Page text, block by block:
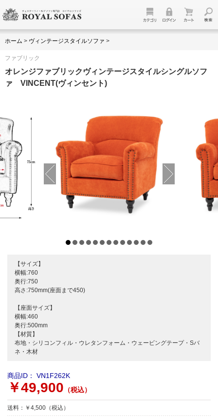
ホーム > ヴィンテージスタイルソファ >
ファブリック
オレンジファブリックヴィンテージスタイルシングルソフ
ァ VINCENT(ヴィンセント)
【サイズ】
横幅:760
奥行:750
高さ:750mm(座面まで450)
【座面サイズ】
横幅:460
奥行:500mm
【材質】
布地・シリコンフィル・ウレタンフォーム・ウェービングテープ・Sバ
ネ・木材
商品ID： VN1F262K
￥49,900 （税込）
送料：￥4,500（税込）